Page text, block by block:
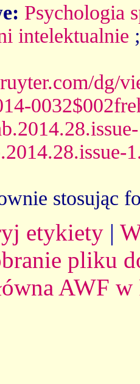
Psychologia
intelektualnie
dg/
stosując
etykiety |
pliku
AWF w